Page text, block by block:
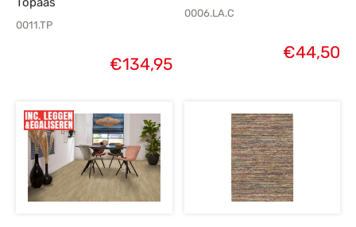
0011.TP
€134,95
0006.LA.C
€44,50